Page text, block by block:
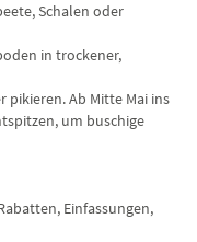
Schalen oder
in trockener,
pikieren. Ab Mitte Mai ins
um buschige
Einfassungen,